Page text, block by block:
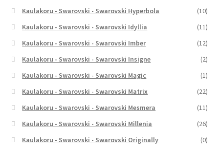
Kaulakoru - Swarovski - Swarovski Hyperbola
(10)
Kaulakoru - Swarovski - Swarovski Idyllia
(11)
Kaulakoru - Swarovski - Swarovski Imber
(12)
Kaulakoru - Swarovski - Swarovski Insigne
(2)
Kaulakoru - Swarovski - Swarovski Magic
(1)
Kaulakoru - Swarovski - Swarovski Matrix
(22)
Kaulakoru - Swarovski - Swarovski Mesmera
(11)
Kaulakoru - Swarovski - Swarovski Millenia
(26)
Kaulakoru - Swarovski - Swarovski Originally
(0)